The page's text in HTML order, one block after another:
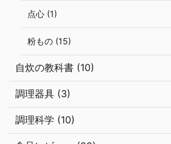
点心 (1)
粉もの (15)
自炊の教科書 (10)
調理器具 (3)
調理科学 (10)